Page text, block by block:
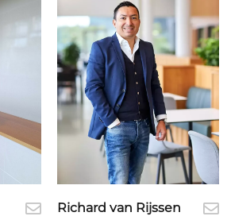
Richard van Rijssen